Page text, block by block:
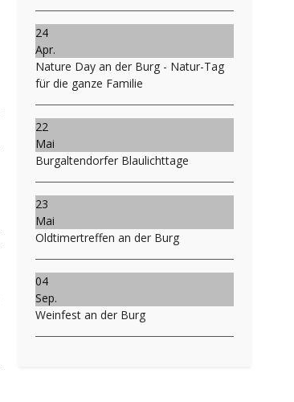
24
Apr.
Nature Day an der Burg - Natur-Tag
für die ganze Familie
22
Mai
Burgaltendorfer Blaulichttage
23
Mai
Oldtimertreffen an der Burg
04
Sep.
Weinfest an der Burg